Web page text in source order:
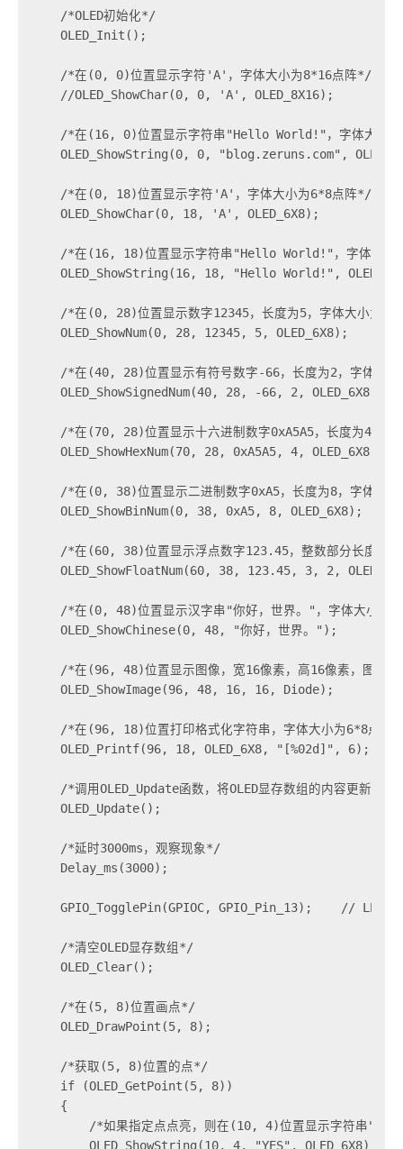
    /*OLED初始化*/
    OLED_Init();
    /*在(0, 0)位置显示字符'A'，字体大小为8*16点阵*/
    //OLED_ShowChar(0, 0, 'A', OLED_8X16);
/*在(16, 0)位置显示字符串"Hello World!"，字体大小
OLED_ShowString(0, 0, "blog.zeruns.com",
    /*在(0, 18)位置显示字符'A'，字体大小为6*8点阵*/
    OLED_ShowChar(0, 18, 'A', OLED_6X8);
/*在(16, 18)位置显示字符串"Hello World!"，字体大小
OLED_ShowString(16, 18, "Hello World!",
/*在(0, 28)位置显示数字12345，长度为5，字体大小为
    OLED_ShowNum(0, 28, 12345, 5, OLED_6X8);
/*在(40, 28)位置显示有符号数字-66，长度为2，字体大
    OLED_ShowSignedNum(40, 28, -66, 2, OLED_6X8);
/*在(70, 28)位置显示十六进制数字0xA5A5，长度为4，字
    OLED_ShowHexNum(70, 28, 0xA5A5, 4, OLED_6X8);
/*在(0, 38)位置显示二进制数字0xA5，长度为8，字体大
    OLED_ShowBinNum(0, 38, 0xA5, 8, OLED_6X8);
/*在(60, 38)位置显示浮点数字123.45，整数部分长度为3
OLED_ShowFloatNum(60, 38, 123.45, 3, 2,
/*在(0, 48)位置显示汉字串"你好，世界。"，字体大小为
    OLED_ShowChinese(0, 48, "你好，世界。");
/*在(96, 48)位置显示图像，宽16像素，高16像素，图像
    OLED_ShowImage(96, 48, 16, 16, Diode);
/*在(96, 18)位置打印格式化字符串，字体大小为6*8点阵
    OLED_Printf(96, 18, OLED_6X8, "[%02d]", 6);
/*调用OLED_Update函数，将OLED显存数组的内容更新到
    OLED_Update();
    /*延时3000ms，观察现象*/
    Delay_ms(3000);
GPIO_TogglePin(GPIOC, GPIO_Pin_13);    // LED闪
    /*清空OLED显存数组*/
    OLED_Clear();
    /*在(5, 8)位置画点*/
    OLED_DrawPoint(5, 8);
    /*获取(5, 8)位置的点*/
    if (OLED_GetPoint(5, 8))
    {
/*如果指定点点亮，则在(10, 4)位置显示字符串
        OLED_ShowString(10, 4, "YES", OLED_6X8);